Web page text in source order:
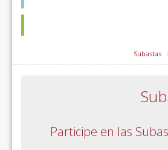
Subastas
Participe en las